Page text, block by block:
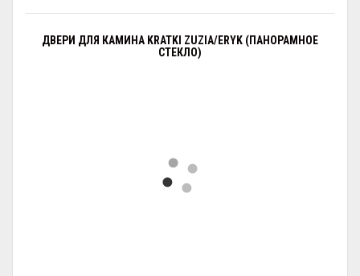
ДВЕРИ ДЛЯ КАМИНА KRATKI ZUZIA/ERYK (ПАНОРАМНОЕ
СТЕКЛО)